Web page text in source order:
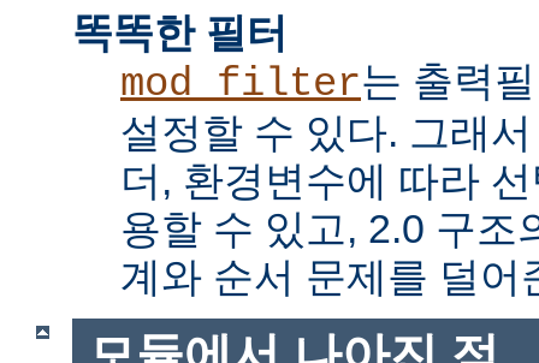
똑똑한 필터
mod_filter는 출력
설정할 수 있다. 그래
더, 환경변수에 따라
용할 수 있고, 2.0 구조
계와 순서 문제를 덜어